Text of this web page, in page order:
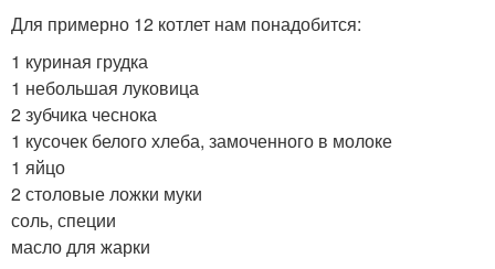
Для примерно 12 котлет нам понадобится:
1 куриная грудка
1 небольшая луковица
2 зубчика чеснока
1 кусочек белого хлеба, замоченного в молоке
1 яйцо
2 столовые ложки муки
соль, специи
масло для жарки